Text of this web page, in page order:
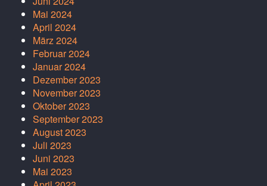
Mai 2024
April 2024
März 2024
Februar 2024
Januar 2024
Dezember 2023
November 2023
Oktober 2023
September 2023
August 2023
Juli 2023
Juni 2023
Mai 2023